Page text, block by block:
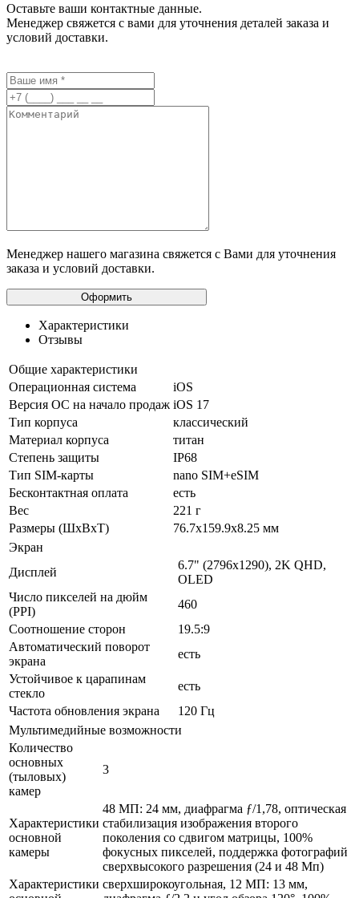
Оставьте ваши контактные данные.
Менеджер свяжется с вами для уточнения деталей заказа и
условий доставки.
Менеджер нашего магазина свяжется с Вами для уточнения
заказа и условий доставки.
Характеристики
Отзывы
Общие характеристики
Операционная система
iOS
Версия ОС на начало продаж iOS 17
Тип корпуса
классический
Материал корпуса
титан
Степень защиты
IP68
Тип SIM-карты
nano SIM+eSIM
Бесконтактная оплата
есть
Вес
221 г
Размеры (ШxВxТ)
76.7x159.9x8.25 мм
Экран
Дисплей
6.7" (2796x1290), 2K QHD,
OLED
Число пикселей на дюйм
(PPI)
460
Соотношение сторон
19.5:9
Автоматический поворот
экрана
есть
Устойчивое к царапинам
стекло
есть
Частота обновления экрана
120 Гц
Мультимедийные возможности
Количество
основных
(тыловых)
камер
3
Характеристики
основной
камеры
48 МП: 24 мм, диафрагма ƒ/1,78, оптическая
стабилизация изображения второго
поколения со сдвигом матрицы, 100%
фокусных пикселей, поддержка фотографий
сверхвысокого разрешения (24 и 48 Мп)
Характеристики сверхширокоугольная, 12 МП: 13 мм,